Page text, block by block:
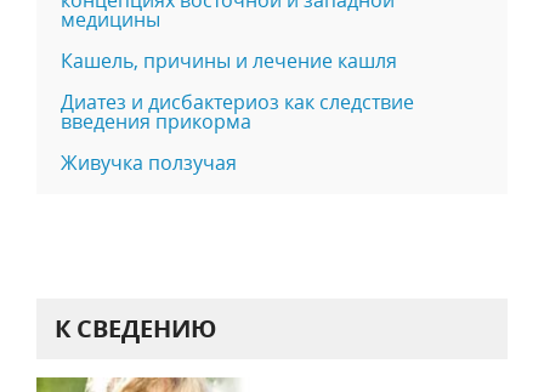
медицины
Кашель, причины и лечение кашля
Диатез и дисбактериоз как следствие
введения прикорма
Живучка ползучая
К СВЕДЕНИЮ